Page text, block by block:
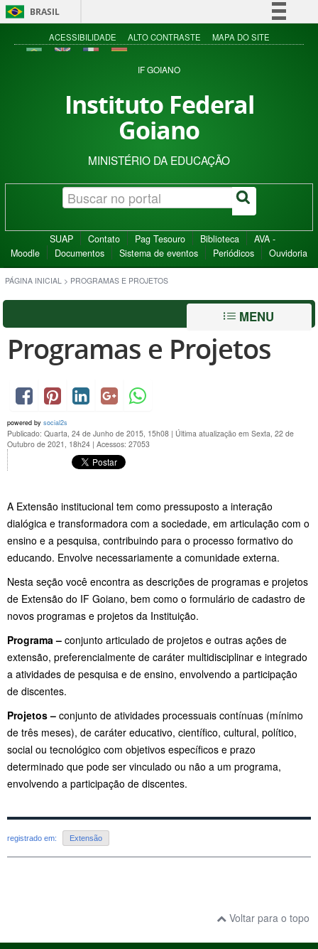
BRASIL
Simplifique!
Acesso à informação
ACESSIBILIDADE ALTO CONTRASTE MAPA DO SITE
IF GOIANO
Instituto Federal
Goiano
MINISTÉRIO DA EDUCAÇÃO
SUAP Contato Pag Tesouro Biblioteca
AVA -
Moodle
Documentos Sistema de eventos Periódicos Ouvidoria
PÁGINA INICIAL > PROGRAMAS E PROJETOS
MENU
Programas e Projetos
powered by social2s
Publicado: Quarta, 24 de Junho de 2015, 15h08 | Última atualização em Sexta, 22 de
Outubro de 2021, 18h24 | Acessos: 27053
A Extensão institucional tem como pressuposto a interação
dialógica e transformadora com a sociedade, em articulação com o
ensino e a pesquisa, contribuindo para o processo formativo do
educando. Envolve necessariamente a comunidade externa.
Nesta seção você encontra as descrições de programas e projetos
de Extensão do IF Goiano, bem como o formulário de cadastro de
novos programas e projetos da Instituição.
Programa – conjunto articulado de projetos e outras ações de
extensão, preferencialmente de caráter multidisciplinar e integrado
a atividades de pesquisa e de ensino, envolvendo a participação
de discentes.
Projetos – conjunto de atividades processuais contínuas (mínimo
de três meses), de caráter educativo, científico, cultural, político,
social ou tecnológico com objetivos específicos e prazo
determinado que pode ser vinculado ou não a um programa,
envolvendo a participação de discentes.
registrado em: Extensão
Voltar para o topo